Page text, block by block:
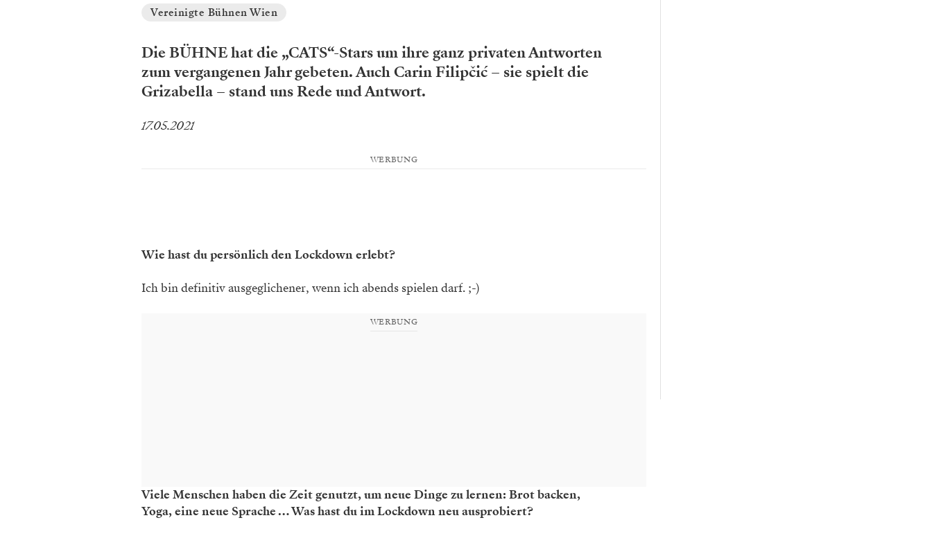
Vereinigte Bühnen Wien
Die BÜHNE hat die „CATS“-Stars um ihre ganz privaten Antworten
zum vergangenen Jahr gebeten. Auch Carin Filipčić – sie spielt die
Grizabella – stand uns Rede und Antwort.
17.05.2021
WERBUNG
Wie hast du persönlich den Lockdown erlebt?
Ich bin definitiv ausgeglichener, wenn ich abends spielen darf. ;-)
WERBUNG
Viele Menschen haben die Zeit genutzt, um neue Dinge zu ­lernen: Brot backen,
Yoga, eine neue Sprache … Was hast du im Lockdown neu ausprobiert?